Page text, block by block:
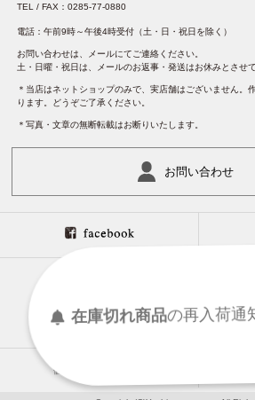
TEL / FAX：0285-77-0880
電話：午前9時～午後4時受付（土・日・祝日を除く）
お問い合わせは、メールにてご連絡ください。
土・日曜・祝日は、メールのお返事・発送はお休みとさせ
＊当店はネットショップのみで、実店舗はございません。
ります。どうぞご了承ください。
＊写真・文章の無断転載はお断りいたします。
お問い合わせ
個人情報保護について
在庫切れ商品の再入荷通